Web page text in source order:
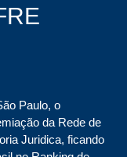
Paulo, o
da Rede de
Juridica, ficando